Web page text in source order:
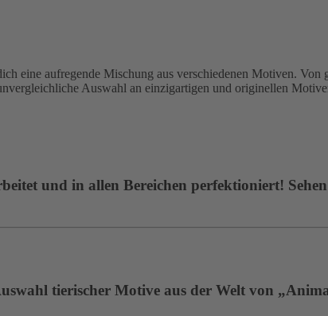
aufregende Mischung aus verschiedenen Motiven. Von
Auswahl an einzigartigen und originellen
und in allen Bereichen perfektioniert! Sehen
tierischer Motive aus der Welt von